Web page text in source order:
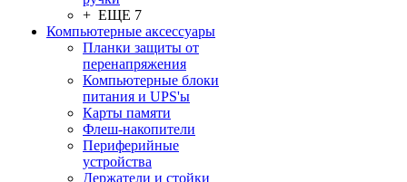
+ ЕЩЕ 7
Компьютерные аксессуары
Планки защиты от
перенапряжения
Компьютерные блоки
питания и UPS'ы
Карты памяти
Флеш-накопители
Периферийные
устройства
Держатели и стойки